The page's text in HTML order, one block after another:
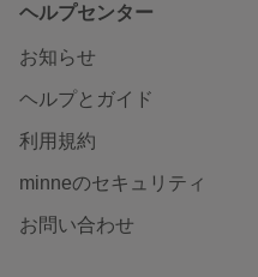
ヘルプセンター
お知らせ
ヘルプとガイド
利用規約
minneのセキュリティ
お問い合わせ